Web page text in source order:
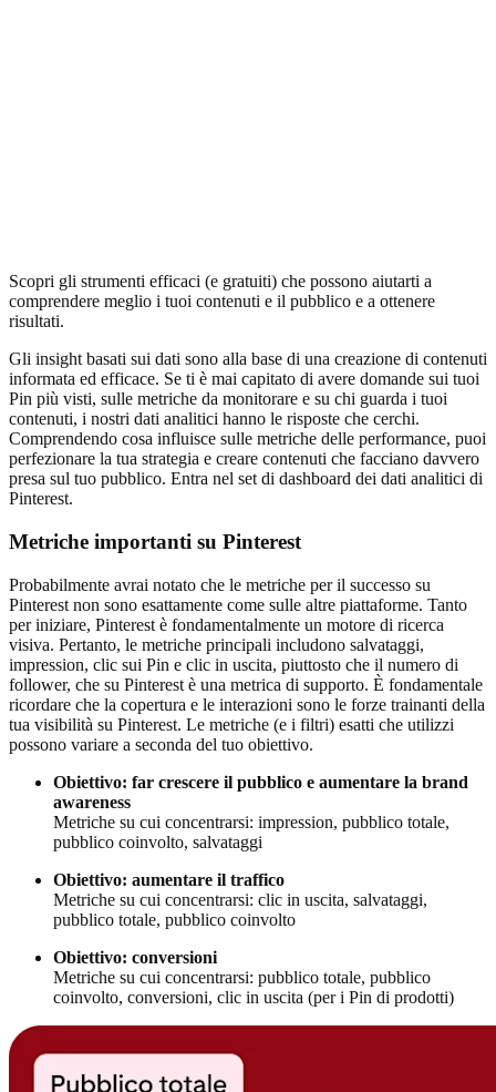
Scopri gli strumenti efficaci (e gratuiti) che possono aiutarti a
comprendere meglio i tuoi contenuti e il pubblico e a ottenere
risultati.
Gli insight basati sui dati sono alla base di una creazione di contenuti
informata ed efficace. Se ti è mai capitato di avere domande sui tuoi
Pin più visti, sulle metriche da monitorare e su chi guarda i tuoi
contenuti, i nostri dati analitici hanno le risposte che cerchi.
Comprendendo cosa influisce sulle metriche delle performance, puoi
perfezionare la tua strategia e creare contenuti che facciano davvero
presa sul tuo pubblico. Entra nel set di dashboard dei dati analitici di
Pinterest.
Metriche importanti su Pinterest
Probabilmente avrai notato che le metriche per il successo su
Pinterest non sono esattamente come sulle altre piattaforme. Tanto
per iniziare, Pinterest è fondamentalmente un motore di ricerca
visiva. Pertanto, le metriche principali includono salvataggi,
impression, clic sui Pin e clic in uscita, piuttosto che il numero di
follower, che su Pinterest è una metrica di supporto. È fondamentale
ricordare che la copertura e le interazioni sono le forze trainanti della
tua visibilità su Pinterest. Le metriche (e i filtri) esatti che utilizzi
possono variare a seconda del tuo obiettivo.
Obiettivo: far crescere il pubblico e aumentare la brand
awareness
Metriche su cui concentrarsi: impression, pubblico totale,
pubblico coinvolto, salvataggi
Obiettivo: aumentare il traffico
Metriche su cui concentrarsi: clic in uscita, salvataggi,
pubblico totale, pubblico coinvolto
Obiettivo: conversioni
Metriche su cui concentrarsi: pubblico totale, pubblico
coinvolto, conversioni, clic in uscita (per i Pin di prodotti)